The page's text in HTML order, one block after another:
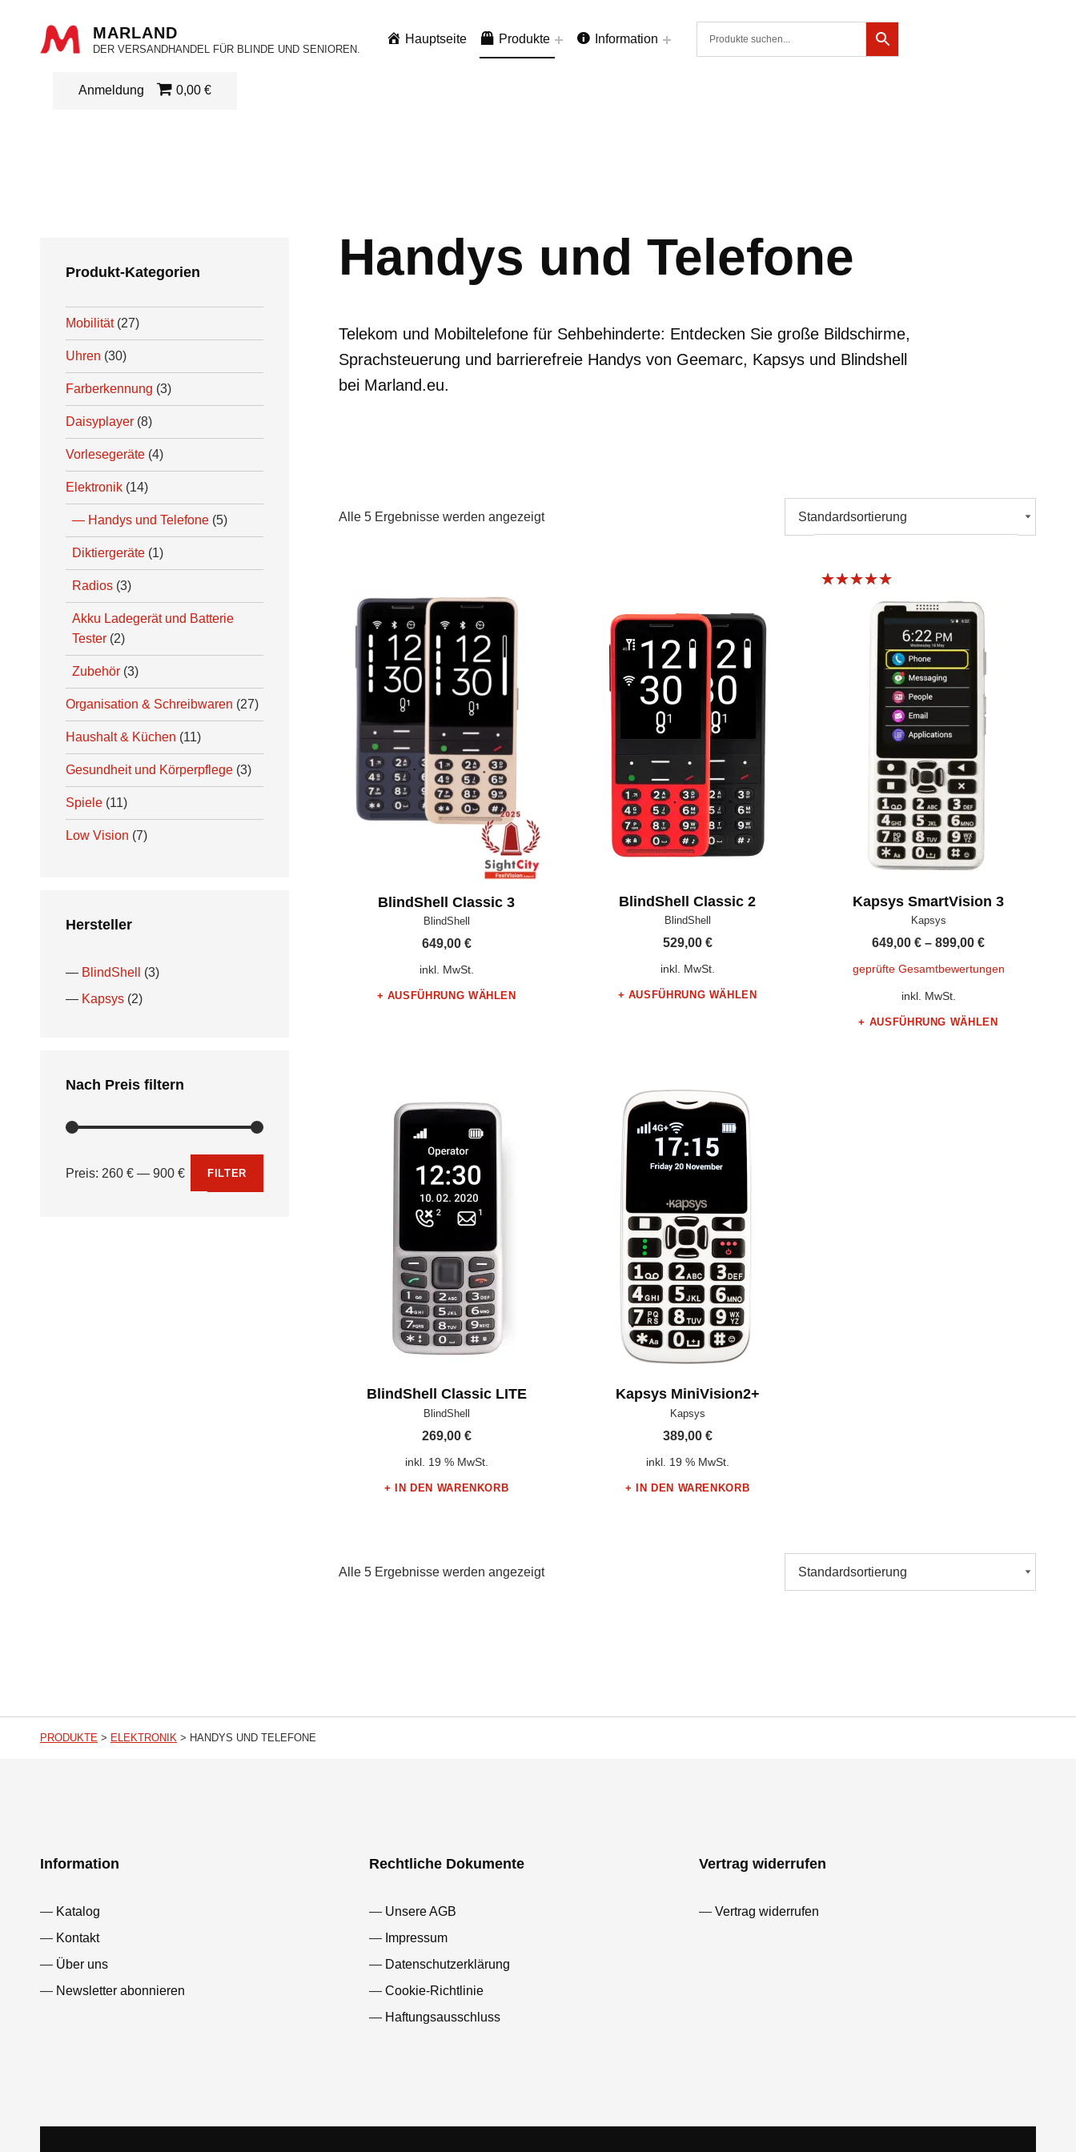
MARLAND
DER VERSANDHANDEL FÜR BLINDE UND SENIOREN.
Hauptseite Produkte Information
Anmeldung 0,00 €
Handys und Telefone
Telekom und Mobiltelefone für Sehbehinderte: Entdecken Sie große Bildschirme,
Sprachsteuerung und barrierefreie Handys von Geemarc, Kapsys und Blindshell
bei Marland.eu.
Alle 5 Ergebnisse werden angezeigt
List of products
BlindShell Classic 3
BlindShell
649,00 €
inkl. MwSt.
AUSFÜHRUNG WÄHLEN
BlindShell Classic 2
BlindShell
529,00 €
inkl. MwSt.
AUSFÜHRUNG WÄHLEN
Kapsys SmartVision 3
Kapsys
649,00 € – 899,00 €
Bewertet
5.00
geprüfte Gesamtbewertungen
inkl. MwSt.
AUSFÜHRUNG WÄHLEN
BlindShell Classic LITE
BlindShell
269,00 €
inkl. 19 % MwSt.
IN DEN WARENKORB
Kapsys MiniVision2+
Kapsys
389,00 €
inkl. 19 % MwSt.
IN DEN WARENKORB
Alle 5 Ergebnisse werden angezeigt
Produkt-Kategorien
Mobilität (27)
Uhren (30)
Farberkennung (3)
Daisyplayer (8)
Vorlesegeräte (4)
Elektronik (14)
Handys und Telefone (5)
Diktiergeräte (1)
Radios (3)
Akku Ladegerät und Batterie
Tester (2)
Zubehör (3)
Organisation & Schreibwaren (27)
Haushalt & Küchen (11)
Gesundheit und Körperpflege (3)
Spiele (11)
Low Vision (7)
Hersteller
BlindShell
(3)
Kapsys (2)
Nach Preis filtern
Min. Preis
Max. Preis FILTER
Preis: 260 € — 900 €
PRODUKTE > ELEKTRONIK > HANDYS UND TELEFONE
Information
Katalog
Kontakt
Über uns
Newsletter abonnieren
Rechtliche Dokumente
Unsere AGB
Impressum
Datenschutzerklärung
Cookie-Richtlinie
Haftungsausschluss
Vertrag widerrufen
Vertrag widerrufen